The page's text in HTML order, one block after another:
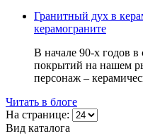
Гранитный дух в
керамограните
В начале 90-х годов
покрытий на нашем
персонаж –
Читать в блоге
На странице:
Вид каталога